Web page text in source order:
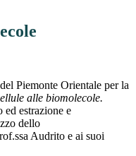
Piemonte Orientale per la
alle biomolecole.
estrazione e
dello
Audrito e ai suoi